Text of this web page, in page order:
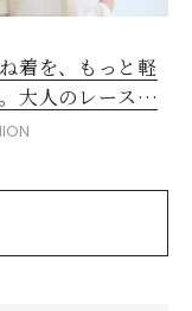
着を、もっと軽
大人のレースブ